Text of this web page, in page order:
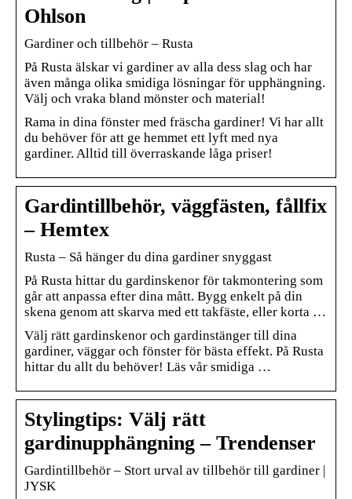
Ohlson
Gardiner och tillbehör – Rusta
På Rusta älskar vi gardiner av alla dess slag och har
även många olika smidiga lösningar för upphängning.
Välj och vraka bland mönster och material!
Rama in dina fönster med fräscha gardiner! Vi har allt
du behöver för att ge hemmet ett lyft med nya
gardiner. Alltid till överraskande låga priser!
Gardintillbehör, väggfästen, fållfix
– Hemtex
Rusta – Så hänger du dina gardiner snyggast
På Rusta hittar du gardinskenor för takmontering som
går att anpassa efter dina mått. Bygg enkelt på din
skena genom att skarva med ett takfäste, eller korta …
Välj rätt gardinskenor och gardinstänger till dina
gardiner, väggar och fönster för bästa effekt. På Rusta
hittar du allt du behöver! Läs vår smidiga …
Stylingtips: Välj rätt
gardinupphängning – Trendenser
Gardintillbehör – Stort urval av tillbehör till gardiner |
JYSK